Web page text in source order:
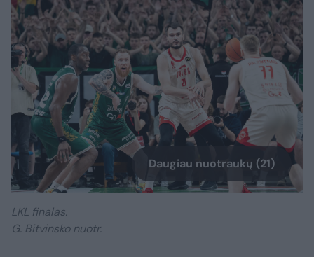
Daugiau nuotraukų (21)
LKL finalas.
G. Bitvinsko nuotr.